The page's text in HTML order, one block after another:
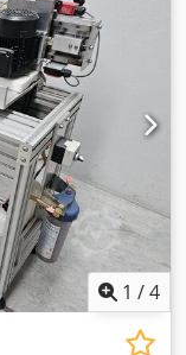
1 /4